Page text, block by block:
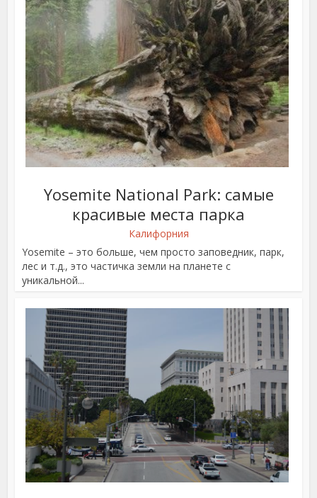
Yosemite National Park: самые
красивые места парка
Калифорния
Yosemite – это больше, чем просто заповедник, парк,
лес и т.д., это частичка земли на планете с
уникальной...